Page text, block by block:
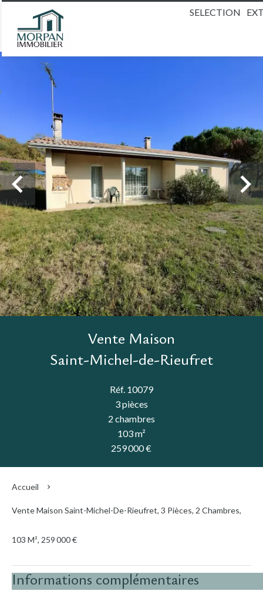
SELECTION
Vente Maison
Saint-Michel-de-Rieufret
Réf. 10079
3 pièces
2 chambres
103 m²
259 000 €
Accueil
Vente Maison Saint-Michel-De-Rieufret, 3 Pièces, 2 Chambres,
103 M², 259 000 €
Informations complémentaires